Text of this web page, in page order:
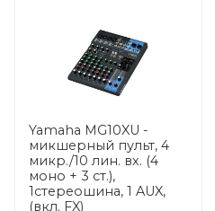
Yamaha MG10XU -
микшерный пульт, 4
микр./10 лин. вх. (4
моно + 3 ст.),
1стереошина, 1 AUX,
(вкл. FX)